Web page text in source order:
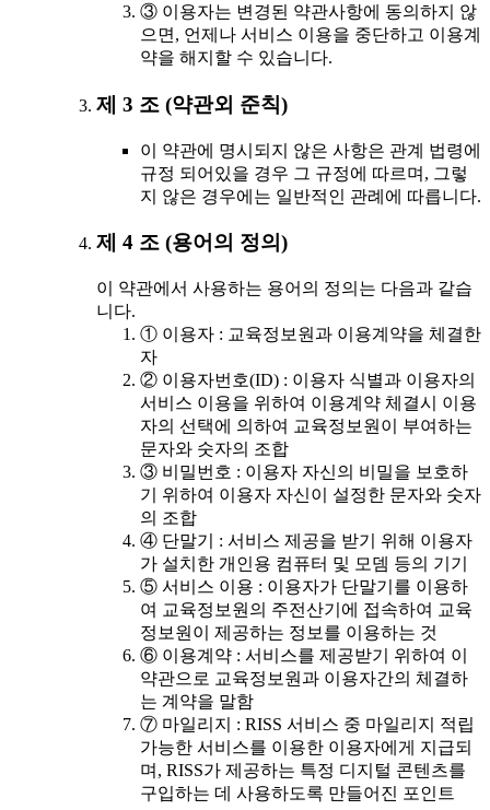
③ 이용자는 변경된 약관사항에 동의하지 않
으면, 언제나 서비스 이용을 중단하고 이용계
약을 해지할 수 있습니다.
제 3 조 (약관외 준칙)
이 약관에 명시되지 않은 사항은 관계 법령에
규정 되어있을 경우 그 규정에 따르며, 그렇
지 않은 경우에는 일반적인 관례에 따릅니다.
제 4 조 (용어의 정의)
이 약관에서 사용하는 용어의 정의는 다음과 같습
니다.
① 이용자 : 교육정보원과 이용계약을 체결한
자
② 이용자번호(ID) : 이용자 식별과 이용자의
서비스 이용을 위하여 이용계약 체결시 이용
자의 선택에 의하여 교육정보원이 부여하는
문자와 숫자의 조합
③ 비밀번호 : 이용자 자신의 비밀을 보호하
기 위하여 이용자 자신이 설정한 문자와 숫자
의 조합
④ 단말기 : 서비스 제공을 받기 위해 이용자
가 설치한 개인용 컴퓨터 및 모뎀 등의 기기
⑤ 서비스 이용 : 이용자가 단말기를 이용하
여 교육정보원의 주전산기에 접속하여 교육
정보원이 제공하는 정보를 이용하는 것
⑥ 이용계약 : 서비스를 제공받기 위하여 이
약관으로 교육정보원과 이용자간의 체결하
는 계약을 말함
⑦ 마일리지 : RISS 서비스 중 마일리지 적립
가능한 서비스를 이용한 이용자에게 지급되
며, RISS가 제공하는 특정 디지털 콘텐츠를
구입하는 데 사용하도록 만들어진 포인트